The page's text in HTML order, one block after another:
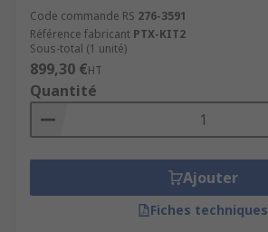
Code commande RS 276-3591
Référence fabricant PTX-KIT2
Sous-total (1 unité)
899,30 €HT
Quantité
Ajouter
Fiches techniques